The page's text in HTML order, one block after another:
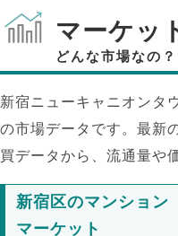
マーケッ
どんな市場なの？
新宿ニューキャニオンタ
の市場データです。最新
買データから、流通量や
新宿区のマンション
マーケット